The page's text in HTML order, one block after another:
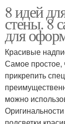
8 идей
стены. 8
для
Красивые
Самое простое,
прикрепить
можно